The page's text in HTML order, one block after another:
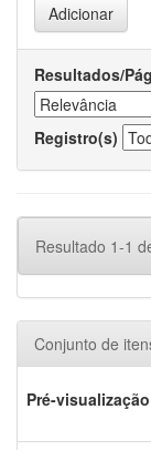
Resultados/
Registro(s)
Resultado 1-1
Conjunto de
Pré-visualização